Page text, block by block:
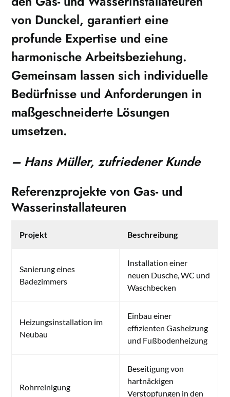
von Dunckel, garantiert eine
profunde Expertise und eine
harmonische Arbeitsbeziehung.
Gemeinsam lassen sich individuelle
Bedürfnisse und Anforderungen in
maßgeschneiderte Lösungen
umsetzen.
– Hans Müller, zufriedener Kunde
Referenzprojekte von Gas- und
Wasserinstallateuren
Projekt Beschreibung
Sanierung eines
Badezimmers
Installation einer
neuen Dusche, WC und
Waschbecken
Heizungsinstallation im
Neubau
Einbau einer
effizienten Gasheizung
und Fußbodenheizung
Rohrreinigung
Beseitigung von
hartnäckigen
Verstopfungen in den